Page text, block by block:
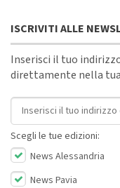
ISCRIVITI ALLE
Inserisci il tuo
direttamente nella
Indirizzo email
Scegli le tue edizioni:
News Alessandria
News Pavia